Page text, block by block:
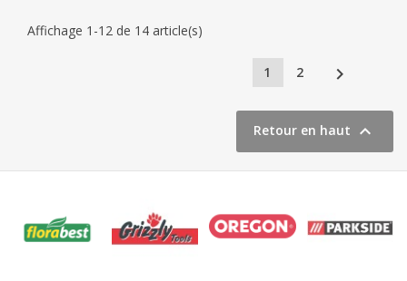
Affichage 1-12 de 14 article(s)
1 2 
Retour en haut 